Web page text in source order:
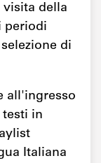
visita della
periodi
di
all'ingresso
testi in
Italiana